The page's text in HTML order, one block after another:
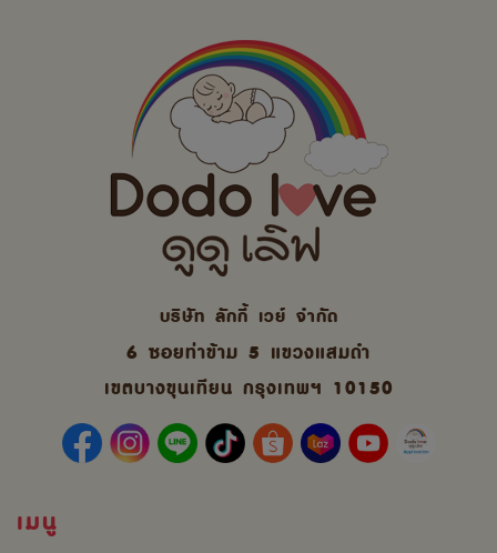
บริษัท ลักกี้ เวย์ จํากัด
6 ซอยท่าข้าม 5 แขวงแสมดำ
เขตบางขุนเทียน กรุงเทพฯ 10150
เมนู